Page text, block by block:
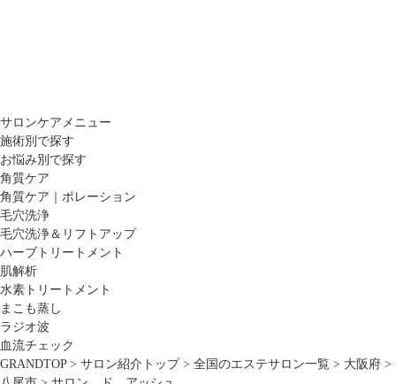
サロンケアメニュー
施術別で探す
お悩み別で探す
角質ケア
角質ケア｜ポレーション
毛穴洗浄
毛穴洗浄＆リフトアップ
ハーブトリートメント
肌解析
水素トリートメント
まこも蒸し
ラジオ波
血流チェック
GRANDTOP > サロン紹介トップ > 全国のエステサロン一覧 > 大阪府 >